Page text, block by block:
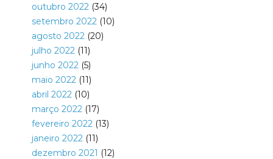
outubro 2022(34)
setembro 2022(10)
agosto 2022(20)
julho 2022(11)
junho 2022(5)
maio 2022(11)
abril 2022(10)
março 2022(17)
fevereiro 2022(13)
janeiro 2022(11)
dezembro 2021 (12)